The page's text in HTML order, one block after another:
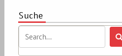
Suche